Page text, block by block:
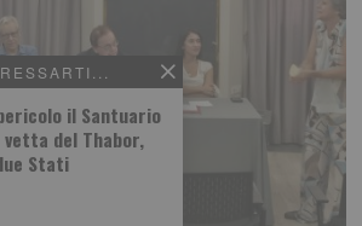
il Santuario
vetta del Thabor,
Stati